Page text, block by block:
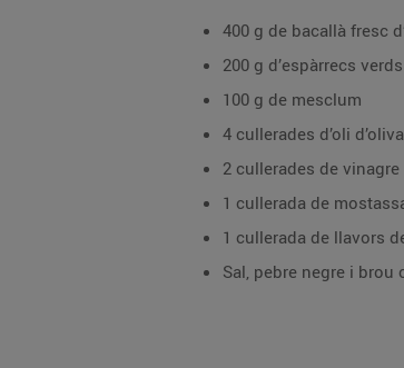
400 g de bacallà fresc
200 g d’espàrrecs verds
100 g de mesclum
4 cullerades d’oli
2 cullerades de vinagre
1 cullerada de
1 cullerada de llavors
Sal, pebre negre i brou